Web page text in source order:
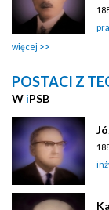
więcej
POSTACI Z
W iPSB